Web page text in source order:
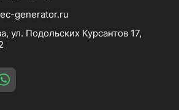
generator.ru
ул. Подольских Курсантов 17,